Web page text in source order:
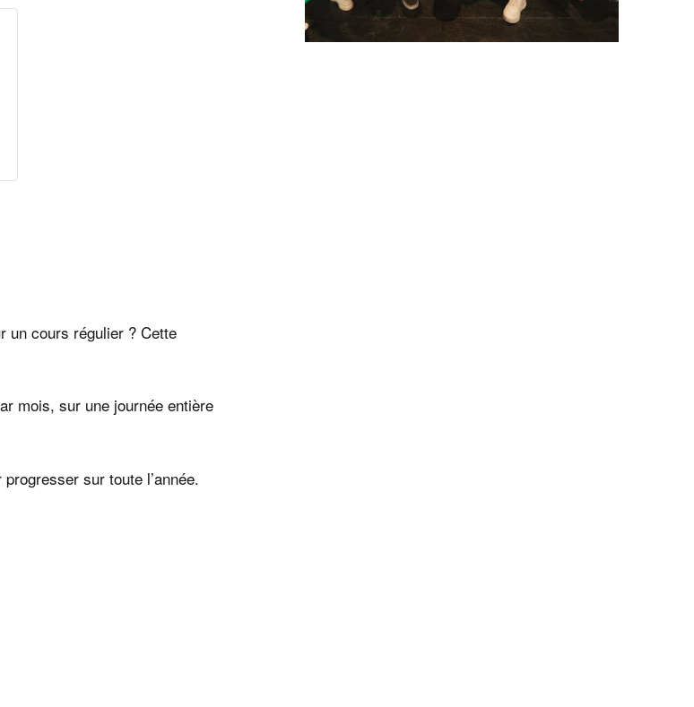
un cours régulier ? Cette
mois, sur une journée entière
sur toute l’année.